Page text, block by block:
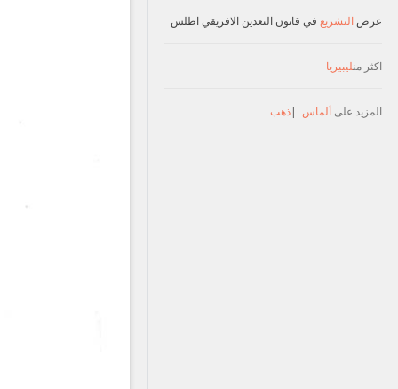
عرض التشريع في قانون التعدين الافريقي اطلس
اكثر منليبيريا
المزيد على ألماس |ذهب